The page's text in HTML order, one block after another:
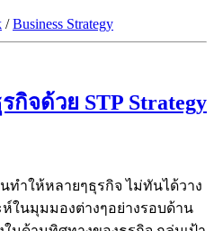
/Business Strategy
จด้วย STP Strategy
ทำให้หลายๆธุรกิจ ไม่ทันได้วาง
ในมุมมองต่างๆอย่างรอบด้าน